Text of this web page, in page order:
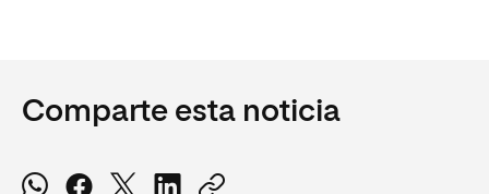
Comparte esta noticia